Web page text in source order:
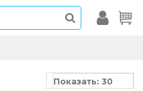
Показать: 30